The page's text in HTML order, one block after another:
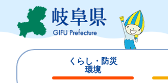
ジ
ュ
くらし・防災
環境